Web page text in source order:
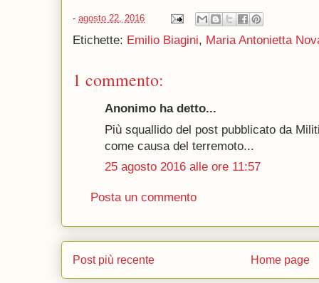
- agosto 22, 2016
Etichette: Emilio Biagini, Maria Antonietta
1 commento:
Anonimo ha detto...
Più squallido del post pubblicato da
come causa del terremoto...
25 agosto 2016 alle ore 11:57
Posta un commento
Post più recente Home page